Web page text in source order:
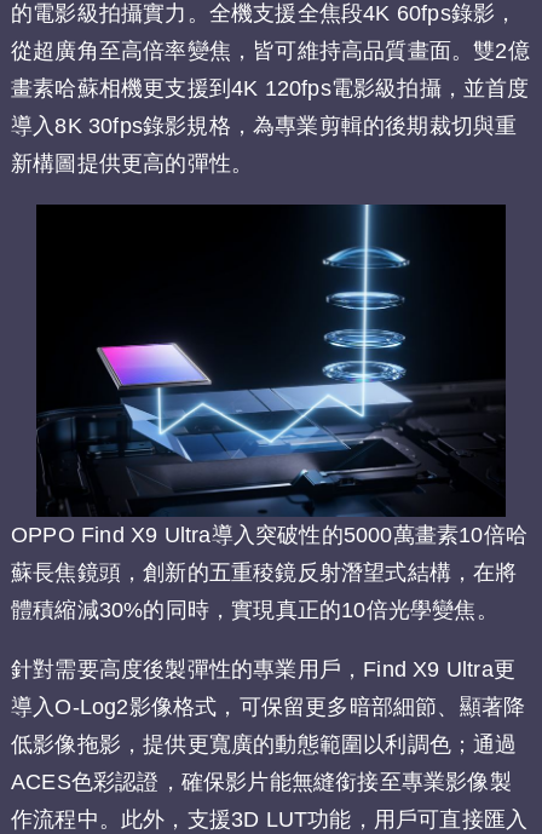
的電影級拍攝實力。全機支援全焦段4K 60fps錄影，
從超廣角至高倍率變焦，皆可維持高品質畫面。雙2億
畫素哈蘇相機更支援到4K 120fps電影級拍攝，並首度
導入8K 30fps錄影規格，為專業剪輯的後期裁切與重
新構圖提供更高的彈性。
OPPO Find X9 Ultra導入突破性的5000萬畫素10倍哈
蘇長焦鏡頭，創新的五重稜鏡反射潛望式結構，在將
體積縮減30%的同時，實現真正的10倍光學變焦。
針對需要高度後製彈性的專業用戶，Find X9 Ultra更
導入O-Log2影像格式，可保留更多暗部細節、顯著降
低影像拖影，提供更寬廣的動態範圍以利調色；通過
ACES色彩認證，確保影片能無縫銜接至專業影像製
作流程中。此外，支援3D LUT功能，用戶可直接匯入